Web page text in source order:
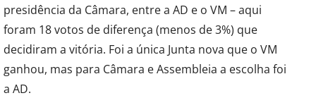
presidência da Câmara, entre a AD e o VM – aqui
foram 18 votos de diferença (menos de 3%) que
decidiram a vitória. Foi a única Junta nova que o VM
ganhou, mas para Câmara e Assembleia a escolha foi
a AD.